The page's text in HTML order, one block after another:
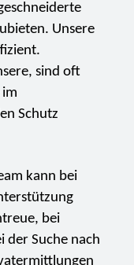
Unsere
sind oft
Schutz
kann bei
bei
der Suche nach